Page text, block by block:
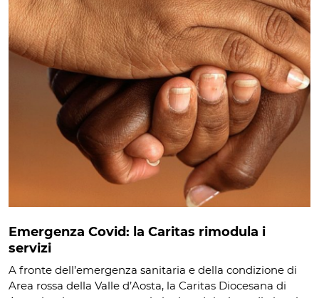
Emergenza Covid: la Caritas rimodula i
servizi
A fronte dell’emergenza sanitaria e della condizione di
Area rossa della Valle d’Aosta, la Caritas Diocesana di